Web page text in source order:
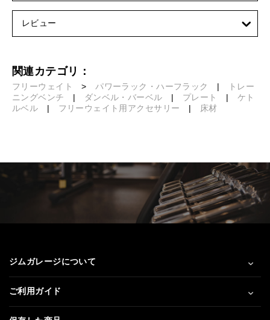
レビュー
関連カテゴリ：
フリーウェイト > パワーラック・ハーフラック |
トレー
ニングベンチ | ダンベル・バーベル | プレート | ケト
ルベル | フリーウェイト用アクセサリー | 床材
ジムガレージについて
ご利用ガイド